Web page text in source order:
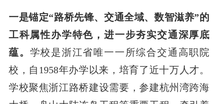
一是锚定“路桥先锋、交通全域、数智滋养”的
工科属性办学特色，进一步夯实交通深厚底
蕴。 学校是浙江省唯一一所综合交通高职院
校，自1958年办学以来，培育了近十万人才。
学校聚焦浙江路桥建设需要，参建杭州湾跨海